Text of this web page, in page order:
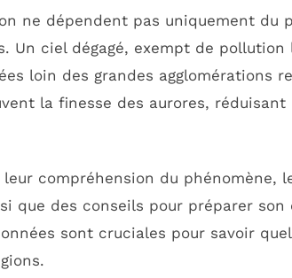
ne dépendent pas uniquement du
Un ciel dégagé, exempt de pollution
loin des grandes agglomérations
la finesse des aurores,
compréhension du phénomène,
que des conseils pour préparer
sont cruciales pour savoir